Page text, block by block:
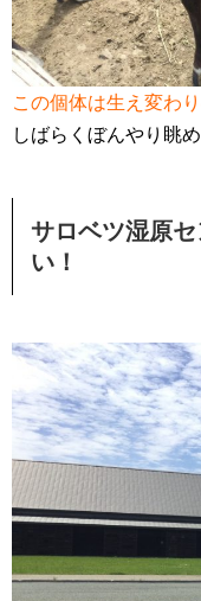
この個体は生え変わ
しばらくぼんやり眺
サロベツ湿原
い！